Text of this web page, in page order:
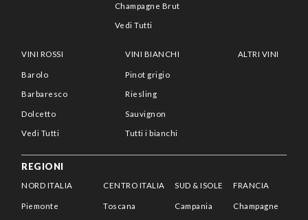
Champagne Brut
Vedi Tutti
VINI ROSSI
Barolo
Barbaresco
Dolcetto
Vedi Tutti
VINI BIANCHI
Pinot grigio
Riesling
Sauvignon
Tutti i bianchi
ALTRI VINI
REGIONI
NORD ITALIA
Piemonte
CENTRO ITALIA
Toscana
SUD & ISOLE
Campania
FRANCIA
Champagne